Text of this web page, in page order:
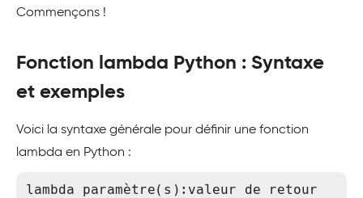
Commençons !
Fonction lambda Python : Syntaxe
et exemples
Voici la syntaxe générale pour définir une fonction
lambda en Python :
lambda paramètre(s):valeur de retour